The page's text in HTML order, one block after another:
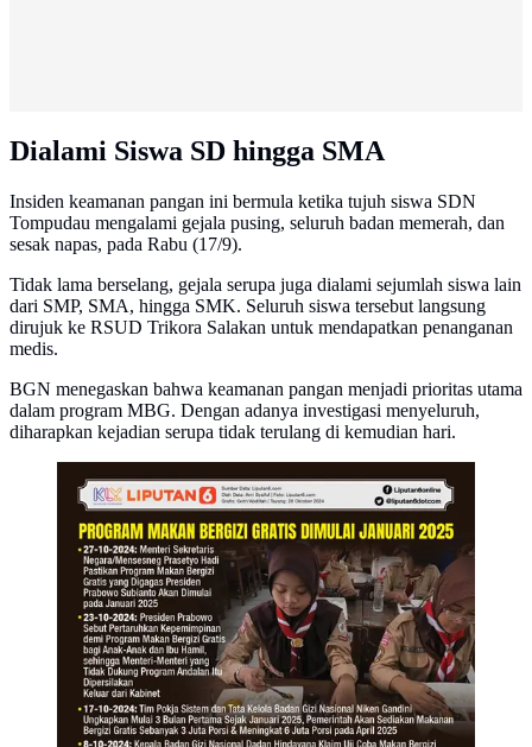
Dialami Siswa SD hingga SMA
Insiden keamanan pangan ini bermula ketika tujuh siswa SDN
Tompudau mengalami gejala pusing, seluruh badan memerah, dan
sesak napas, pada Rabu (17/9).
Tidak lama berselang, gejala serupa juga dialami sejumlah siswa lain
dari SMP, SMA, hingga SMK. Seluruh siswa tersebut langsung
dirujuk ke RSUD Trikora Salakan untuk mendapatkan penanganan
medis.
BGN menegaskan bahwa keamanan pangan menjadi prioritas utama
dalam program MBG. Dengan adanya investigasi menyeluruh,
diharapkan kejadian serupa tidak terulang di kemudian hari.
Infografis Program Makan Bergizi Gratis Dimulai
Januari 2025. (Liputan6.com/Gotri/Abdillah)